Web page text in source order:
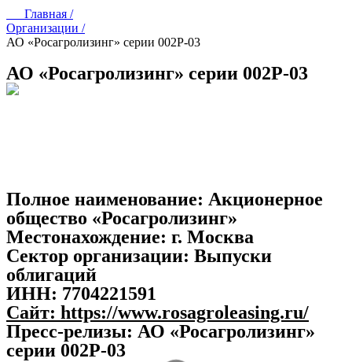
Главная /
Организации /
АО «Росагролизинг» серии 002Р-03
АО «Росагролизинг» серии 002Р-03
Полное наименование: Акционерное
общество «Росагролизинг»
Местонахождение: г. Москва
Сектор организации: Выпуски
облигаций
ИНН: 7704221591
Сайт: https://www.rosagroleasing.ru/
Пресс-релизы: АО «Росагролизинг»
серии 002Р-03